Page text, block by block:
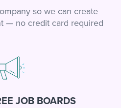
so we can create
— no credit card required
JOB BOARDS